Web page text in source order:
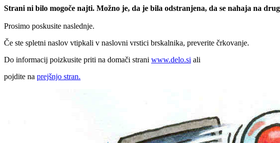
Strani ni bilo mogoče najti. Možno je, da je bila odstranjena, da se nahaja na
Prosimo poskusite naslednje.
Če ste spletni naslov vtipkali v naslovni vrstici brskalnika, preverite črkovanje.
Do informacij poizkusite priti na domači strani www.delo.si ali
pojdite na prejšnjo stran.